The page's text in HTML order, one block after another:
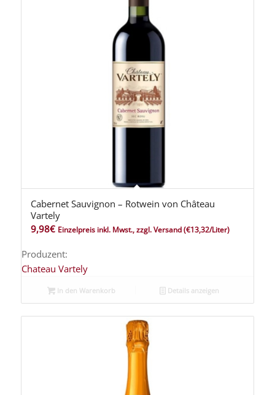
Cabernet Sauvignon – Rotwein von Château
Vartely
9,98€ Einzelpreis inkl. Mwst., zzgl. Versand(€13,32/Liter)
Produzent:
Chateau Vartely
In den Warenkorb Details anzeigen